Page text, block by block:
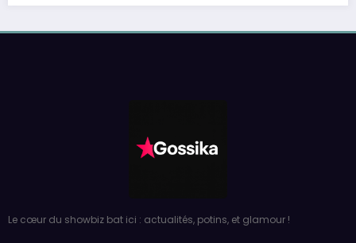
Le cœur du showbiz bat ici : actualités, potins, et glamour !